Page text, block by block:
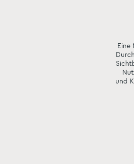
Eine
und